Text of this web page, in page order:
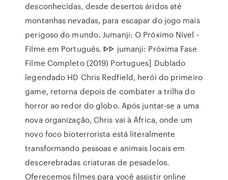
desconhecidas, desde desertos áridos até
montanhas nevadas, para escapar do jogo mais
perigoso do mundo. Jumanji: O Próximo Nível -
Filme em Português. ᐈᐉ jumanji: Próxima Fase
Filme Completo (2019) Portugues] Dublado
legendado HD Chris Redfield, herói do primeiro
game, retorna depois de combater a trilha do
horror ao redor do globo. Após juntar-se a uma
nova organização, Chris vai à África, onde um
novo foco bioterrorista está literalmente
transformando pessoas e animais locais em
descerebradas criaturas de pesadelos.
Oferecemos filmes para você assistir online